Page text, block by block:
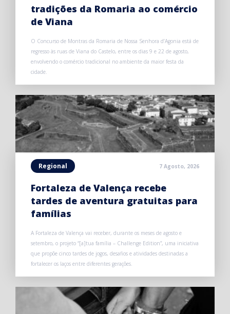
tradições da Romaria ao comércio
de Viana
O Concurso de Montras da Romaria de Nossa Senhora d’Agonia está de
regresso às ruas de Viana do Castelo, entre os dias 9 e 22 de agosto,
envolvendo o comércio tradicional no ambiente da maior festa da
cidade.
Regional 7 Agosto, 2026
Fortaleza de Valença recebe
tardes de aventura gratuitas para
famílias
A Fortaleza de Valença vai receber, durante os meses de agosto e
setembro, o projeto “[a]tua família – Challenge Edition”, uma iniciativa
que propõe cinco tardes de jogos, desafios e atividades destinadas a
fortalecer os laços entre diferentes gerações.